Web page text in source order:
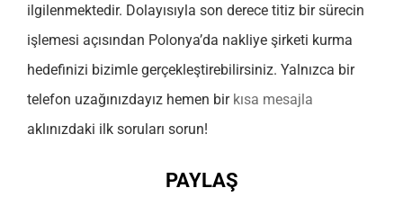
ilgilenmektedir. Dolayısıyla son derece titiz bir sürecin
işlemesi açısından Polonya’da nakliye şirketi kurma
hedefinizi bizimle gerçekleştirebilirsiniz. Yalnızca bir
telefon uzağınızdayız hemen bir kısa mesajla
aklınızdaki ilk soruları sorun!
PAYLAŞ